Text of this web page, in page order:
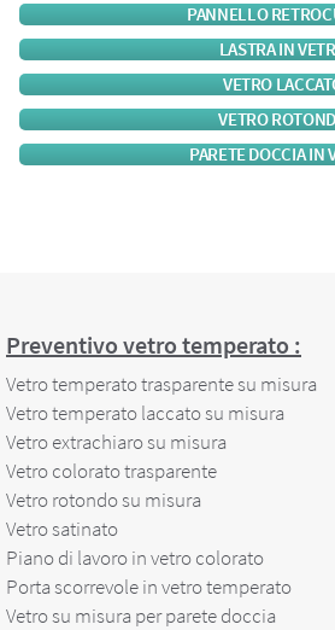
PANNELLO
LASTRA IN
VETRO
VETRO
PARETE DOCCIA IN
Preventivo vetro temperato :
Vetro temperato trasparente su misura
Vetro temperato laccato su misura
Vetro extrachiaro su misura
Vetro colorato trasparente
Vetro rotondo su misura
Vetro satinato
Piano di lavoro in vetro colorato
Porta scorrevole in vetro temperato
Vetro su misura per parete doccia